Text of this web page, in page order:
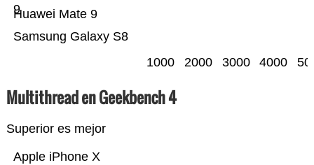
Samsung Galaxy S8
Huawei Mate 9
9
1000 2000 3000 4000
Multithread en Geekbench 4
Superior es mejor
Apple iPhone X